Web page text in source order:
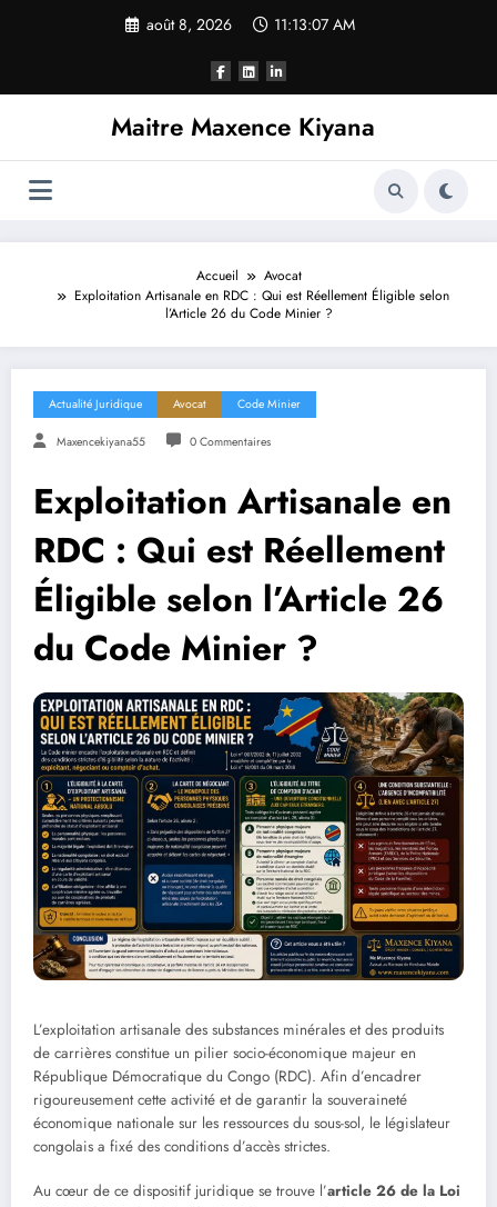
août 8, 2026 11:13:08 AM
Maitre Maxence Kiyana
Accueil
Avocat
Exploitation Artisanale en RDC : Qui est Réellement Éligible selon
l’Article 26 du Code Minier ?
Actualité Juridique Avocat Code Minier
Maxencekiyana55 0 Commentaires
Exploitation Artisanale en
RDC : Qui est Réellement
Éligible selon l’Article 26
du Code Minier ?
L’exploitation artisanale des substances minérales et des produits
de carrières constitue un pilier socio-économique majeur en
République Démocratique du Congo (RDC). Afin d’encadrer
rigoureusement cette activité et de garantir la souveraineté
économique nationale sur les ressources du sous-sol, le législateur
congolais a fixé des conditions d’accès strictes.
Au cœur de ce dispositif juridique se trouve l’article 26 de la Loi